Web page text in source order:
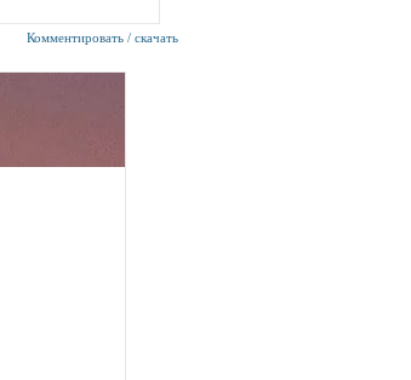
Комментировать / скачать